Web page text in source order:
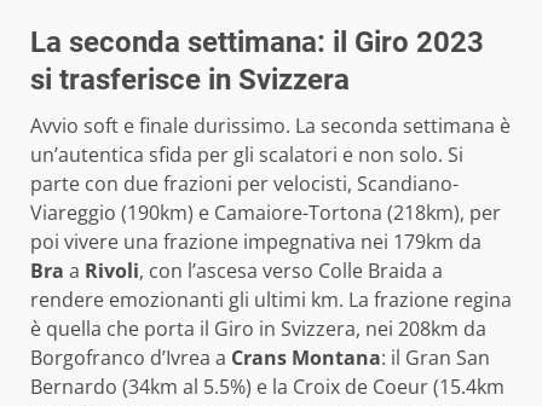
La seconda settimana: il Giro 2023
si trasferisce in Svizzera
Avvio soft e finale durissimo. La seconda settimana è
un’autentica sfida per gli scalatori e non solo. Si
parte con due frazioni per velocisti, Scandiano-
Viareggio (190km) e Camaiore-Tortona (218km), per
poi vivere una frazione impegnativa nei 179km da
Bra a Rivoli, con l’ascesa verso Colle Braida a
rendere emozionanti gli ultimi km. La frazione regina
è quella che porta il Giro in Svizzera, nei 208km da
Borgofranco d’Ivrea a Crans Montana: il Gran San
Bernardo (34km al 5.5%) e la Croix de Coeur (15.4km